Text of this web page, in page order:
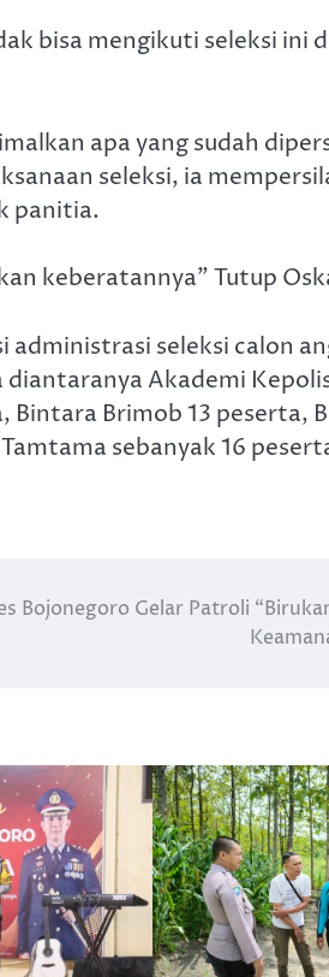
bisa mengikuti seleksi ini
apa yang sudah
seleksi, ia
panitia.
keberatannya” Tutup
seleksi calon
Akademi
Brimob 13 peserta,
sebanyak 16
Bojonegoro Gelar Patroli